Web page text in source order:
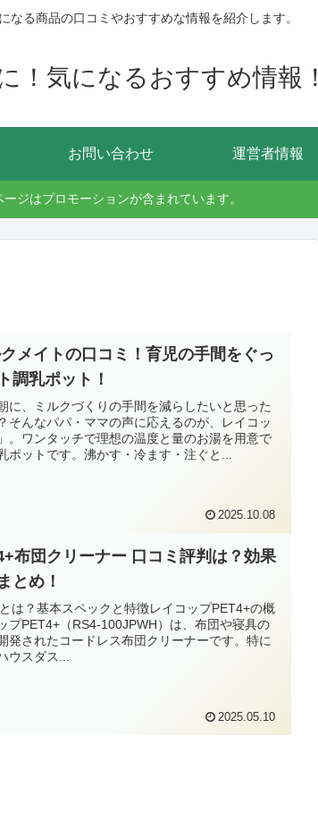
なる商品の口コミやおすすめな情報を紹介します。
！気になるおすすめ情報！
お問い合わせ 運営者情報
ージはプロモーションが含まれています。
メイトの口コミ！育児の手間をぐっ
調乳ポット！
に、ミルクづくりの手間を減らしたいと思った
そんなパパ・ママの声に応えるのが、レイコッ
。ワンタッチで理想の温度と量のお湯を用意で
ポットです。沸かす・冷ます・注ぐと...
2025.10.08
布団クリーナー 口コミ評判は？効果
とめ！
は？基本スペックと特徴レイコップPET4+の概
プPET4+（RS4-100JPWH）は、布団や寝具の
発されたコードレス布団クリーナーです​。特に
ウスダス...
2025.05.10